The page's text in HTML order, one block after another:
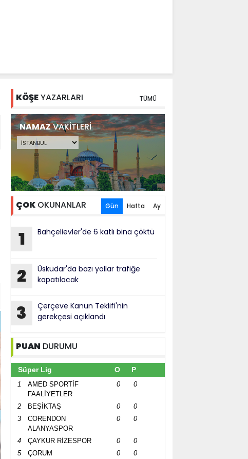
KÖŞEYAZARLARI TÜMÜ
NAMAZVAKİTLERİ
ÇOK OKUNANLAR Gün Hafta Ay
1 Bahçelievler'de 6 katlı bina çöktü
2
Üsküdar'da bazı yollar trafiğe
kapatılacak
3
Çerçeve Kanun Teklifi'nin
gerekçesi açıklandı
PUAN DURUMU
Süper Lig O P
1
AMED SPORTİF
FAALİYETLER
0 0
2 BEŞİKTAŞ 0
0
3
CORENDON
ALANYASPOR
0 0
4 ÇAYKUR RİZESPOR 0
0
5
ÇORUM 0
0